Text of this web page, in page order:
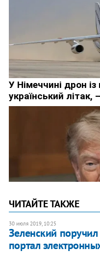
ЧИТАЙТЕ ТАКЖЕ
30 июля 2019, 10:25
​Зеленский
портал